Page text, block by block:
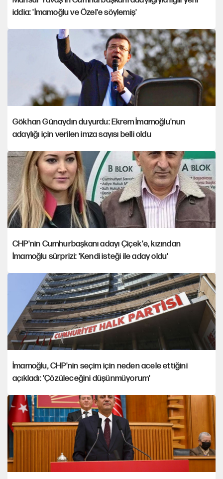
iddia: 'İmamoğlu ve Özel'e söylemiş'
Gökhan Günaydın duyurdu: Ekrem İmamoğlu'nun
adaylığı için verilen imza sayısı belli oldu
CHP'nin Cumhurbaşkanı adayı Çiçek'e, kızından
İmamoğlu sürprizi: 'Kendi isteği ile aday oldu'
İmamoğlu, CHP'nin seçim için neden acele ettiğini
açıkladı: 'Çözüleceğini düşünmüyorum'